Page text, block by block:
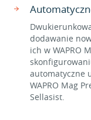
dodawanie
ich w WAPRO
automatyczne
WAPRO Mag
Sellasist.